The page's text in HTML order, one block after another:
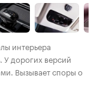
интерьера
У дорогих версий
Вызывает споры о